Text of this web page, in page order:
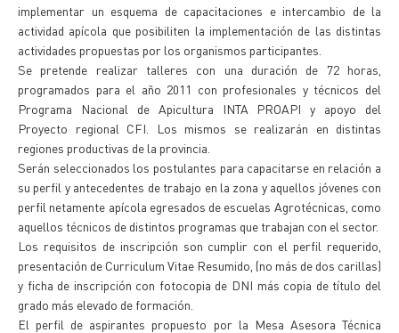
implementar un esquema de capacitaciones e intercambio de la
actividad apícola que posibiliten la implementación de las distintas
actividades propuestas por los organismos participantes.
Se pretende realizar talleres con una duración de 72 horas,
programados para el año 2011 con profesionales y técnicos del
Programa Nacional de Apicultura INTA PROAPI y apoyo del
Proyecto regional CFI. Los mismos se realizarán en distintas
regiones productivas de la provincia.
Serán seleccionados los postulantes para capacitarse en relación a
su perfil y antecedentes de trabajo en la zona y aquellos jóvenes con
perfil netamente apícola egresados de escuelas Agrotécnicas, como
aquellos técnicos de distintos programas que trabajan con el sector.
Los requisitos de inscripción son cumplir con el perfil requerido,
presentación de Curriculum Vitae Resumido, (no más de dos carillas)
y ficha de inscripción con fotocopia de DNI más copia de título del
grado más elevado de formación.
El perfil de aspirantes propuesto por la Mesa Asesora Técnica